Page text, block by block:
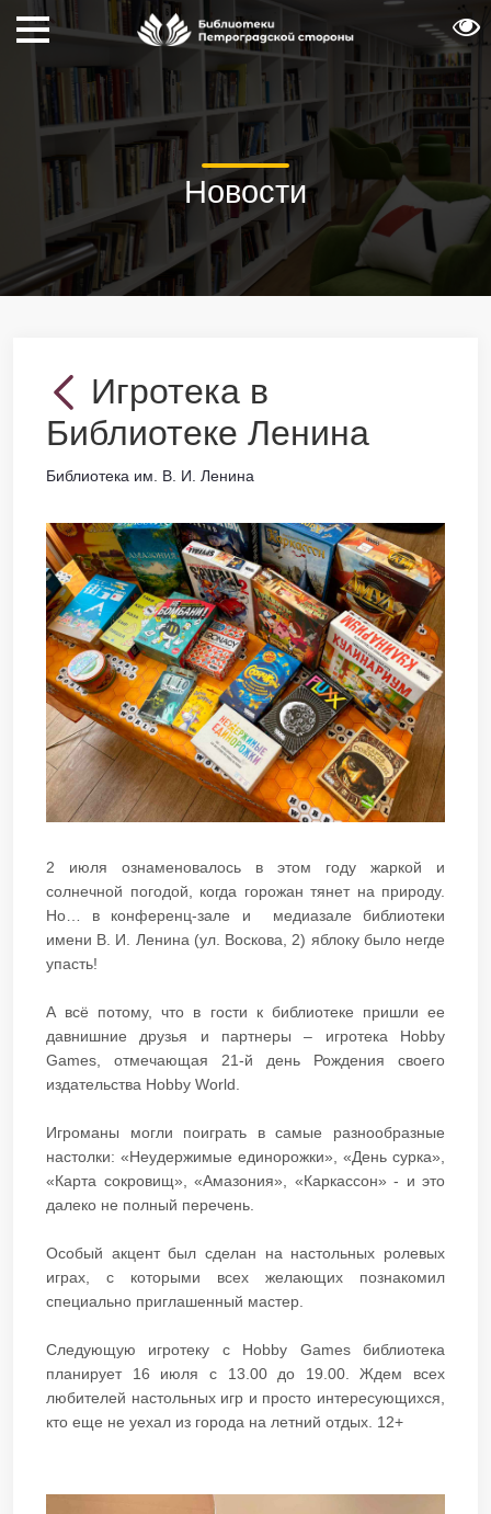
Новости
Игротека в
Библиотеке Ленина
Библиотека им. В. И. Ленина
2 июля ознаменовалось в этом году жаркой и
солнечной погодой, когда горожан тянет на природу.
Но… в конференц-зале и медиазале библиотеки
имени В. И. Ленина (ул. Воскова, 2) яблоку было негде
упасть!
А всё потому, что в гости к библиотеке пришли ее
давнишние друзья и партнеры – игротека Hobby
Games, отмечающая 21-й день Рождения своего
издательства Hobby World.
Игроманы могли поиграть в самые разнообразные
настолки: «Неудержимые единорожки», «День сурка»,
«Карта сокровищ», «Амазония», «Каркассон» - и это
далеко не полный перечень.
Особый акцент был сделан на настольных ролевых
играх, с которыми всех желающих познакомил
специально приглашенный мастер.
Следующую игротеку с Hobby Games библиотека
планирует 16 июля с 13.00 до 19.00. Ждем всех
любителей настольных игр и просто интересующихся,
кто еще не уехал из города на летний отдых. 12+